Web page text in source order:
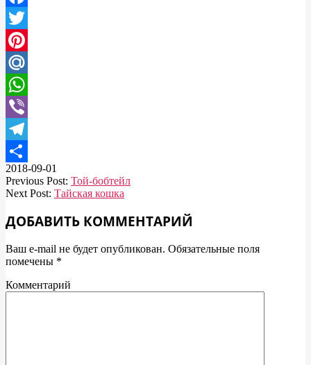
Facebook
Twitter
Pinterest
Mail.Ru
WhatsApp
Viber
Telegram
Отправить
2018-09-01
Previous Post: Той-бобтейл
Next Post: Тайская кошка
ДОБАВИТЬ КОММЕНТАРИЙ
Ваш e-mail не будет опубликован. Обязательные поля
помечены *
Комментарий